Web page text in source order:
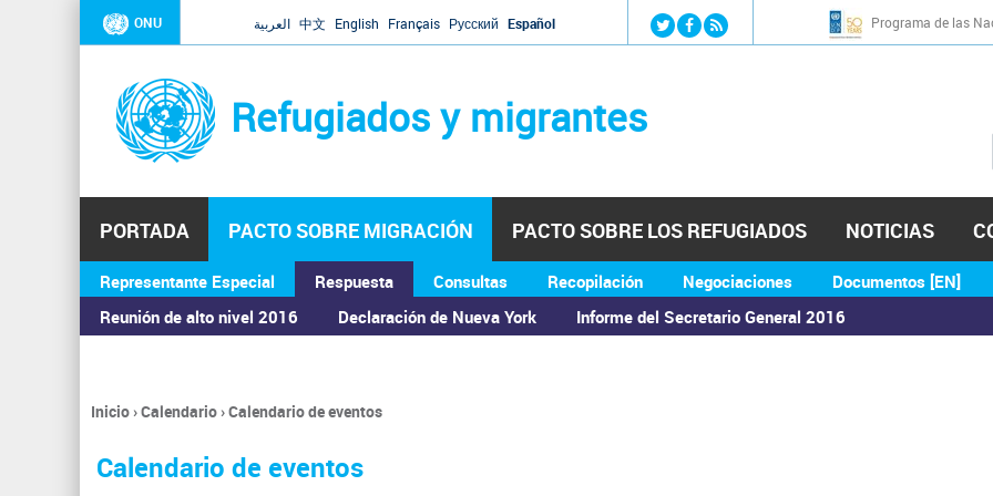
Jump to navigation
ONU العربية 中文 English Français Русский Español Programa de las
Refugiados y migrantes
PORTADA PACTO SOBRE MIGRACIÓN
Representante Especial
Respuesta
Reunión de alto nivel 2016
Declaración de Nueva York Informe del Secretario General 2016
Consultas Recopilación Negociaciones Documentos [EN]
PACTO SOBRE LOS REFUGIADOS NOTICIAS
ASAMBLEA GENERAL
Se
encuentra
usted
Inicio›Calendario›Calendario de eventos
Calendario de eventos